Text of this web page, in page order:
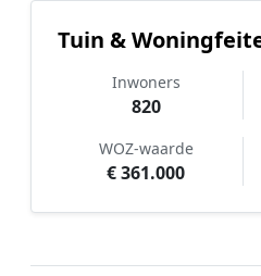
Tuin &
Inwoners
820
WOZ-waarde
€ 361.000